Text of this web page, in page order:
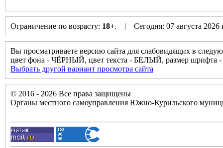
Ограничение по возрасту: 18+. | Сегодня: 07 августа
Вы просматриваете версию сайта для слабовидящих в
цвет фона - ЧЁРНЫЙ, цвет текста - БЕЛЫЙ, размер
Выбрать другой вариант просмотра сайта
© 2016 - 2026 Все права защищены
Органы местного самоуправления Южно-Курильского